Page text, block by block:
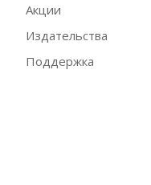
Акции
Издательства
Поддержка